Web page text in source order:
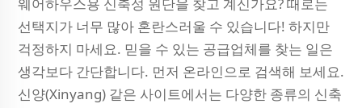
선택지가 너무 많아 혼란스러울 수 있습니다! 하지만
걱정하지 마세요. 믿을 수 있는 공급업체를 찾는 일은
생각보다 간단합니다. 먼저 온라인으로 검색해 보세요.
신양(Xinyang) 같은 사이트에서는 다양한 종류의 신축